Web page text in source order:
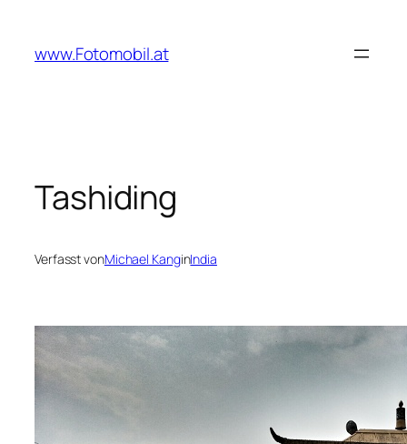
springen
www.Fotomobil.at
Tashiding
Verfasst vonMichael KanginIndia